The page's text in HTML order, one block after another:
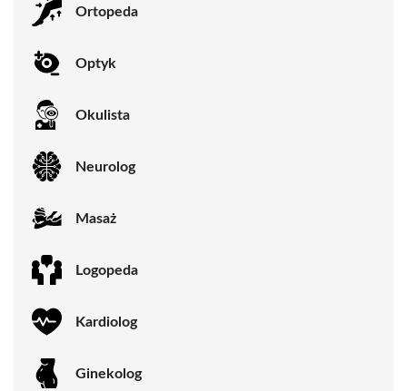
Ortopeda
Optyk
Okulista
Neurolog
Masaż
Logopeda
Kardiolog
Ginekolog